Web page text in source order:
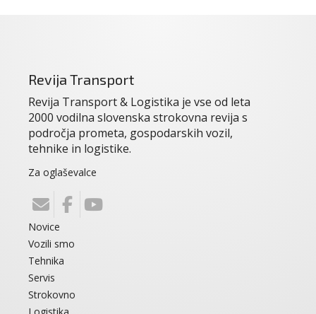
Revija Transport
Revija Transport & Logistika je vse od leta
2000 vodilna slovenska strokovna revija s
področja prometa, gospodarskih vozil,
tehnike in logistike.
Za oglaševalce
Novice
Vozili smo
Tehnika
Servis
Strokovno
Logistika